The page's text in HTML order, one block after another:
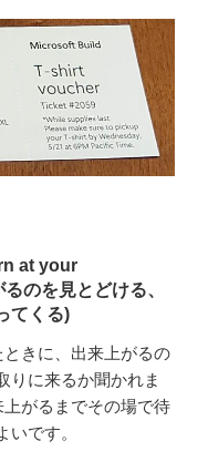
at your
のを見とどける、
てくる)
きに、出来上がるの
りに来るか聞かれま
がるまでその場で待
です。